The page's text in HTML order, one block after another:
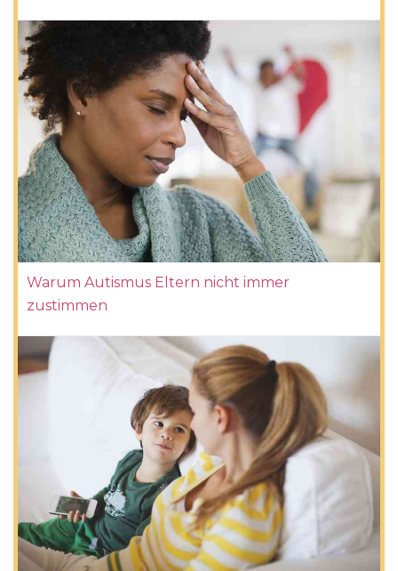
Warum Autismus Eltern nicht immer
zustimmen